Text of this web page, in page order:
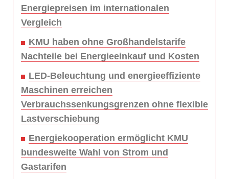
Energiepreisen im internationalen
Vergleich
KMU haben ohne Großhandelstarife
Nachteile bei Energieeinkauf und Kosten
LED-Beleuchtung und energieeffiziente
Maschinen erreichen
Verbrauchssenkungsgrenzen ohne flexible
Lastverschiebung
Energiekooperation ermöglicht KMU
bundesweite Wahl von Strom und
Gastarifen